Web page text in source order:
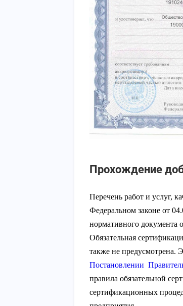
Прохождение
Перечень работ и услуг,
Федеральном законе от
нормативного документа
Обязательная
также не предусмотрена.
Постановлении
правила обязательной
сертификационных